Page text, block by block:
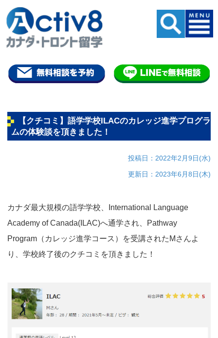
【クチコミ】語学学校ILACのカレッジ進学プログラ
ムの体験談を頂きました！
投稿日：2022年2月9日(水)
更新日：2023年6月8日(木)
カナダ最大規模の語学学校、International Language
Academy of Canada(ILAC)へ通学され、Pathway
Program（カレッジ進学コース）を受講されたMさんよ
り、学校終了後のクチコミを頂きました！